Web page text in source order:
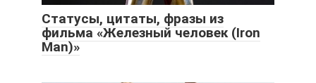
Статусы, цитаты, фразы из
фильма «Железный человек (Iron
Man)»